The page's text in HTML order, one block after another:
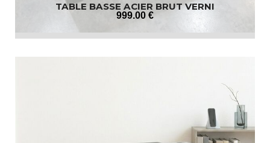
TABLE BASSE ACIER BRUT VERNI
999.00 €